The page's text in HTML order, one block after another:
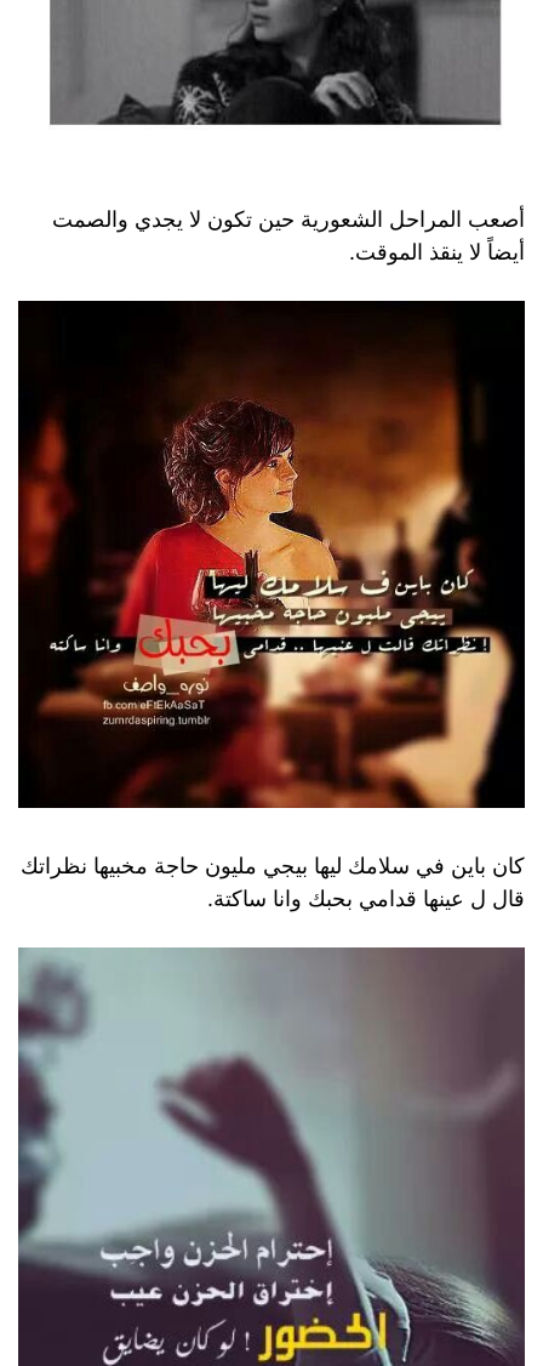
أصعب المراحل الشعورية حين تكون لا يجدي والصمت
أيضاً لا ينقذ الموقت.
كان باين في سلامك ليها بيجي مليون حاجة مخبيها نظراتك
قال ل عينها قدامي بحبك وانا ساكتة.